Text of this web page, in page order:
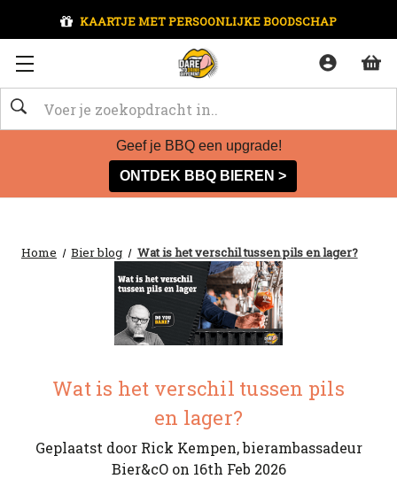
KAARTJE MET PERSOONLIJKE BOODSCHAP
Zoeken
Geef je BBQ een upgrade!
ONTDEK BBQ BIEREN >
Home Bier blog Wat is het verschil tussen pils en lager?
Wat is het verschil tussen pils
en lager?
Geplaatst door Rick Kempen, bierambassadeur
Bier&cO on 16th Feb 2026